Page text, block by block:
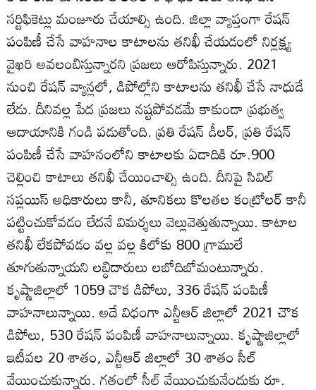
సర్టిఫికెట్లు మంజూరు చేయాల్సి ఉంది. జిల్లా వ్యాప్తంగా రేషన్‌
పంపిణీ చేసే వాహనాల కాటాలను తనిఖీ చేయడంలో నిర్లక్ష్య
వైఖరి అవలంబిస్తున్నారని ప్రజలు ఆరోపిస్తున్నారు. 2021
నుంచి రేషన్‌ వ్యాన్లలో, డిపోల్లోని కాటాలను తనిఖీ చేసే నాధుడే
లేడు. దీనివల్ల పేద ప్రజలు నష్టపోవడమే కాకుండా ప్రభుత్వ
ఆదాయానికి గండి పడుతోంది. ప్రతి రేషన్‌ డీలర్‌, ప్రతి రేషన్‌
పంపిణీ చేసే వాహనంలోని కాటాలకు ఏడాదికి రూ.900
చెల్లించి కాటాలు తనిఖీ చేయించాల్సి ఉంది. దీనిపై సివిల్‌
సప్లయిస్‌ అధికారులు కానీ, తూనికలు కొలతల కంట్రోలర్‌ కానీ
పట్టించుకోవడం లేదనే విమర్శలు వెల్లువెత్తుతున్నాయి. కాటాల
తనిఖీ లేకపోవడం వల్ల వల్ల కిలోకు 800 గ్రాములే
తూగుతున్నాయని లబ్ధిదారులు లబోదిబోమంటున్నారు.
కృష్ణాజిల్లాలో 1059 చౌక డిపోలు, 336 రేషన్‌ పంపిణీ
వాహనాలున్నాయి. అదే విధంగా ఎన్టీఆర్‌ జిల్లాలో 2021 చౌక
డిపోలు, 530 రేషన్‌ పంపిణీ వాహనాలున్నాయి. కృష్ణాజిల్లాలో
ఇటీవల 20 శాతం, ఎన్టీఆర్‌ జిల్లాలో 30 శాతం సీల్‌
వేయించుకున్నారు. గతంలో సీల్‌ వేయించుకునేందుకు రూ.